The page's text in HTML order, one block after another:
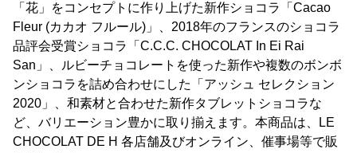
「花」をコンセプトに作り上げた新作ショコラ「Cacao
Fleur (カカオ フルール)」、2018年のフランスのショコラ
品評会受賞ショコラ「C.C.C. CHOCOLAT In Ei Rai
San」、ルビーチョコレートを使った新作や複数のボンボ
ンショコラを詰め合わせにした「アッシュ セレクション
2020」、和素材と合わせた新作タブレットショコラな
ど、バリエーション豊かに取り揃えます。本商品は、LE
CHOCOLAT DE H 各店舗及びオンライン、催事場等で販